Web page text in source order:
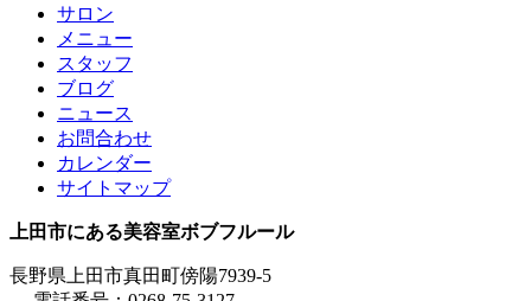
サロン
メニュー
スタッフ
ブログ
ニュース
お問合わせ
カレンダー
サイトマップ
上田市にある美容室ボブフルール
長野県上田市真田町傍陽7939-5